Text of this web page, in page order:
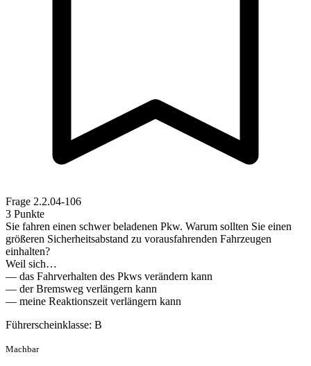
Frage 2.2.04-106
3 Punkte
Sie fahren einen schwer beladenen Pkw. Warum sollten Sie einen
größeren Sicherheitsabstand zu vorausfahrenden Fahrzeugen
einhalten?
Weil sich…
— das Fahrverhalten des Pkws verändern kann
— der Bremsweg verlängern kann
— meine Reaktionszeit verlängern kann
Führerscheinklasse: B
Machbar